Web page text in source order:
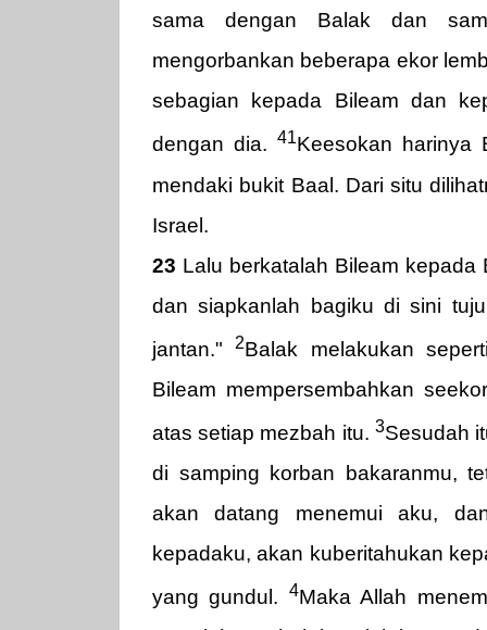
sama dengan Balak dan
mengorbankan beberapa ekor
sebagian kepada Bileam dan
dengan dia. 41Keesokan harinya
mendaki bukit Baal. Dari situ
Israel.
23 Lalu berkatalah Bileam
dan siapkanlah bagiku di sini
jantan."2Balak melakukan
Bileam mempersembahkan
atas setiap mezbah itu. 3Sesudah
di samping korban bakaranmu,
akan datang menemui aku,
kepadaku, akan kuberitahukan
yang gundul.
4Maka Allah